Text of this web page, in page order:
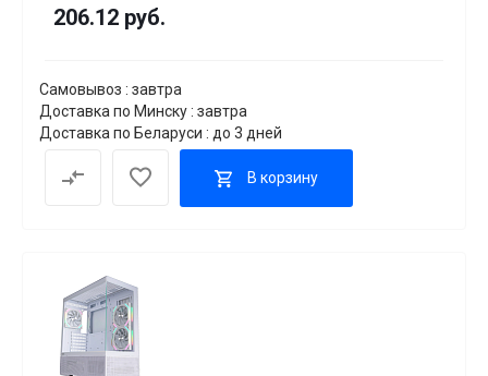
206.12 руб.
Самовывоз : завтра
Доставка по Минску : завтра
Доставка по Беларуси : до 3 дней
В корзину